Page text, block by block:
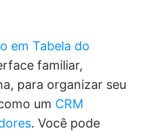
em Tabela do
familiar,
para organizar seu
um CRM
. Você pode